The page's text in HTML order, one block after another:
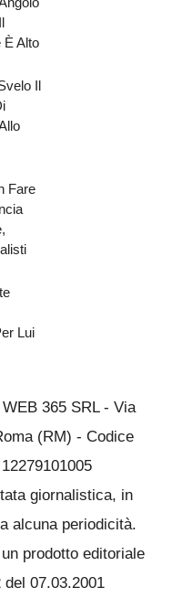
È Alto
Il
Fare
Lui
365 SRL - Via
(RM) - Codice
giornalistica, in
alcuna periodicità.
prodotto editoriale
07.03.2001